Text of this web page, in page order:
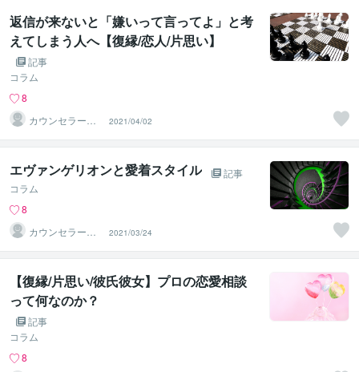
返信が来ないと「嫌いって言ってよ」と考
えてしまう人へ【復縁/恋人/片思い】
記事
コラム
8
カウンセラー佐
藤愛
2021/04/02
エヴァンゲリオンと愛着スタイル
記事
コラム
8
カウンセラー佐
藤愛
2021/03/24
【復縁/片思い/彼氏彼女】プロの恋愛相談
って何なのか？
記事
コラム
8